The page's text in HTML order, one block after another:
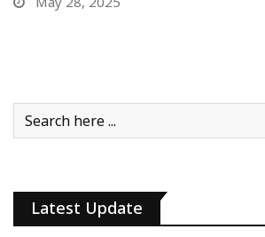
Latest Update